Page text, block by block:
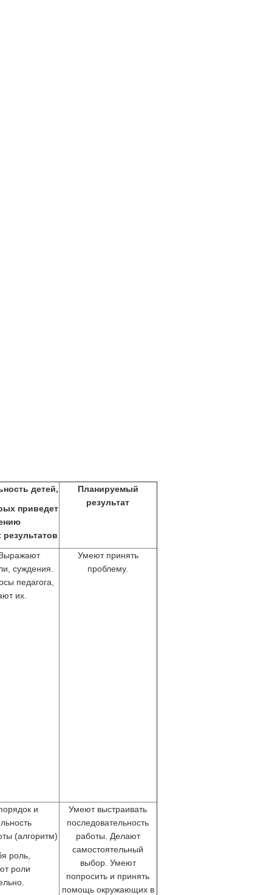
детей,
приведет
Планируемый
результат
суждения.
педагога,
их.
Умеют принять
проблему.
и
(алгоритм)
роль,
роли
Умеют выстраивать
последовательность
работы. Делают
самостоятельный
выбор. Умеют
попросить и принять
помощь окружающих в